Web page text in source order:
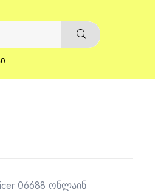
06688 ონლაინ